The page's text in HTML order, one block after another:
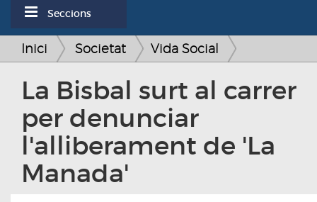
Seccions
Inici Societat Vida Social
La Bisbal surt al carrer
per denunciar
l'alliberament de 'La
Manada'